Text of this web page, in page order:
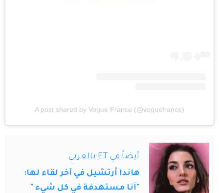
A post shared by Vogue France (@voguefrance)
أيضاً في ET بالعربي
هاندا أرتشيل في آخر لقاء لها:
"أنا مستهدفة في كل شيء "